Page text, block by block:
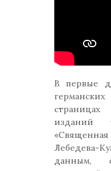
В первые
страницах
изданий
Лебедева-
данным,